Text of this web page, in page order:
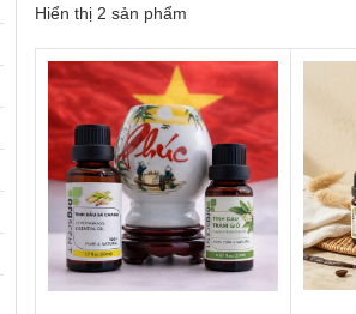
Hiển thị 2 sản phẩm